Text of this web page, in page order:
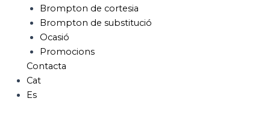
Brompton de cortesia
Brompton de substitució
Ocasió
Promocions
Contacta
Cat
Es